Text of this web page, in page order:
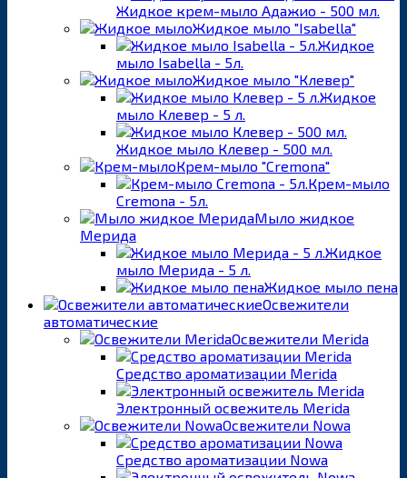
Жидкое крем-мыло Адажио - 500 мл.
Жидкое мыло "Isabella"
Жидкое
мыло Isabella - 5л.
Жидкое мыло "Клевер"
Жидкое
мыло Клевер - 5 л.
Жидкое мыло Клевер - 500 мл.
Крем-мыло "Cremona"
Крем-мыло
Cremona - 5л.
Мыло жидкое
Мерида
Жидкое
мыло Мерида - 5 л.
Жидкое мыло пена
Освежители
автоматические
Освежители Merida
Средство ароматизации Merida
Электронный освежитель Merida
Освежители Nowa
Средство ароматизации Nowa